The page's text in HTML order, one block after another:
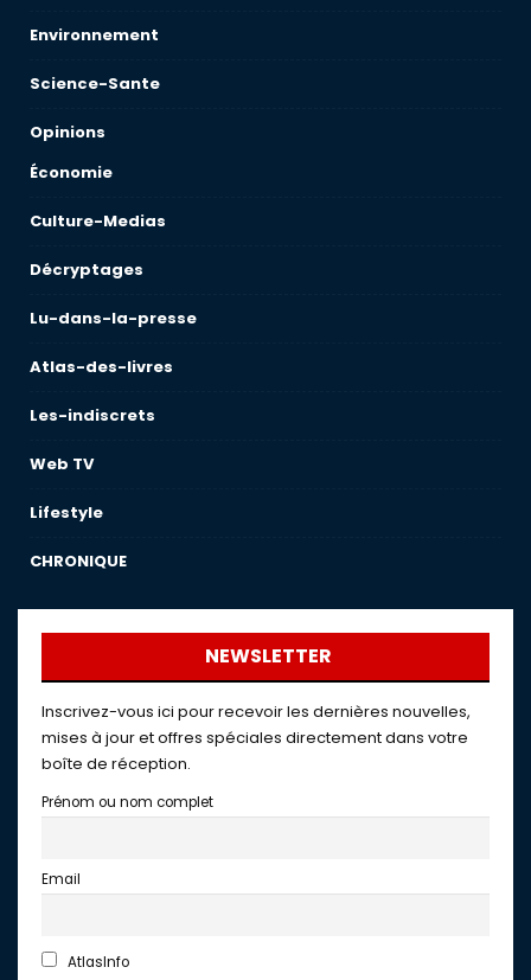
Environnement
Science-Sante
Opinions
Économie
Culture-Medias
Décryptages
Lu-dans-la-presse
Atlas-des-livres
Les-indiscrets
Web TV
Lifestyle
CHRONIQUE
NEWSLETTER
Inscrivez-vous ici pour recevoir les dernières nouvelles,
mises à jour et offres spéciales directement dans votre
boîte de réception.
Prénom ou nom complet
Email
AtlasInfo